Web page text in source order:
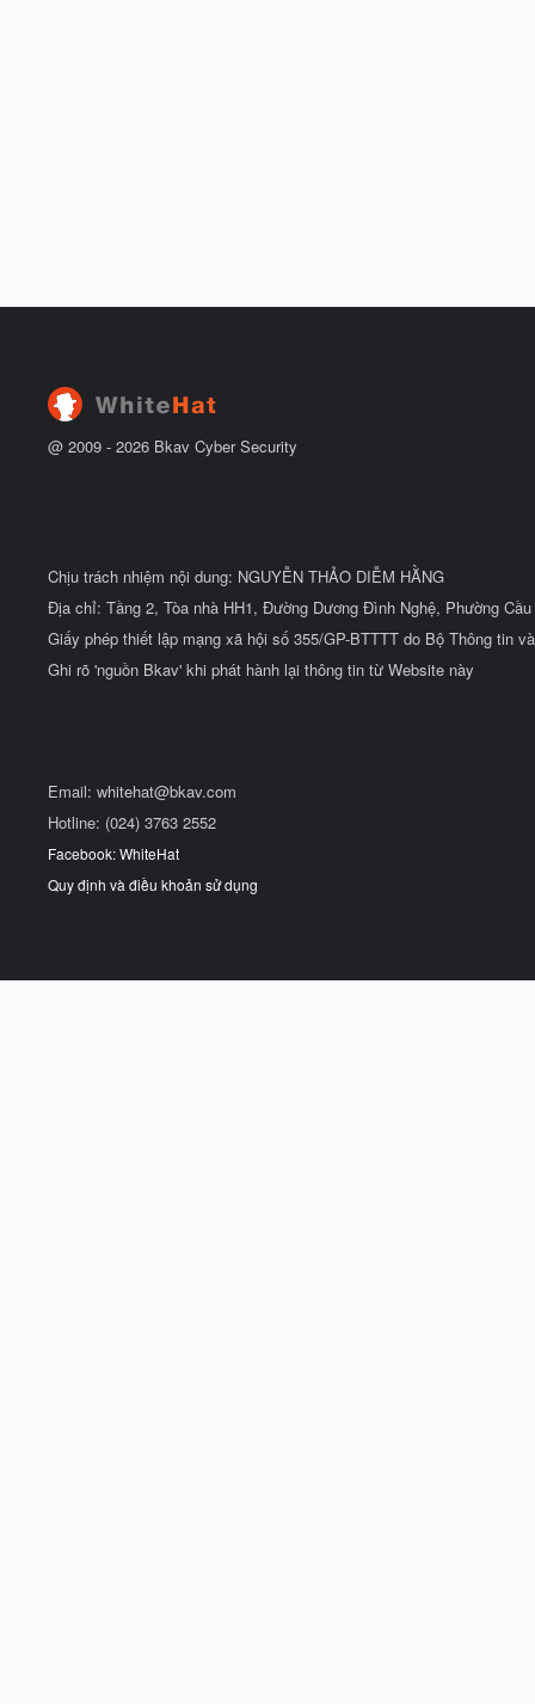
@ 2009 - 2026 Bkav Cyber Security
Chịu trách nhiệm nội dung: NGUYỄN THẢO DIỄM HẰNG
Địa chỉ: Tầng 2, Tòa nhà HH1, Đường Dương Đình Nghệ, Phường
Giấy phép thiết lập mạng xã hội số 355/GP-BTTTT do Bộ Thông tin
Ghi rõ 'nguồn Bkav' khi phát hành lại thông tin từ Website này
Email: whitehat@bkav.com
Hotline: (024) 3763 2552
Facebook: WhiteHat
Quy định và điều khoản sử dụng